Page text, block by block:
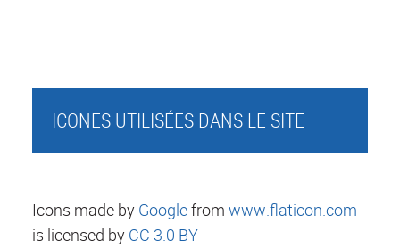
ICONES UTILISÉES DANS LE SITE
Icons made by Googlefrom www.flaticon.com
is licensed by CC 3.0 BY